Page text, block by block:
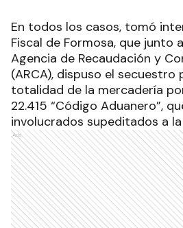
En todos los casos, tomó
Fiscal de Formosa, que junto
Agencia de Recaudación y
(ARCA), dispuso el secuestro
totalidad de la mercadería
22.415 “Código Aduanero”,
involucrados supeditados a
Ads